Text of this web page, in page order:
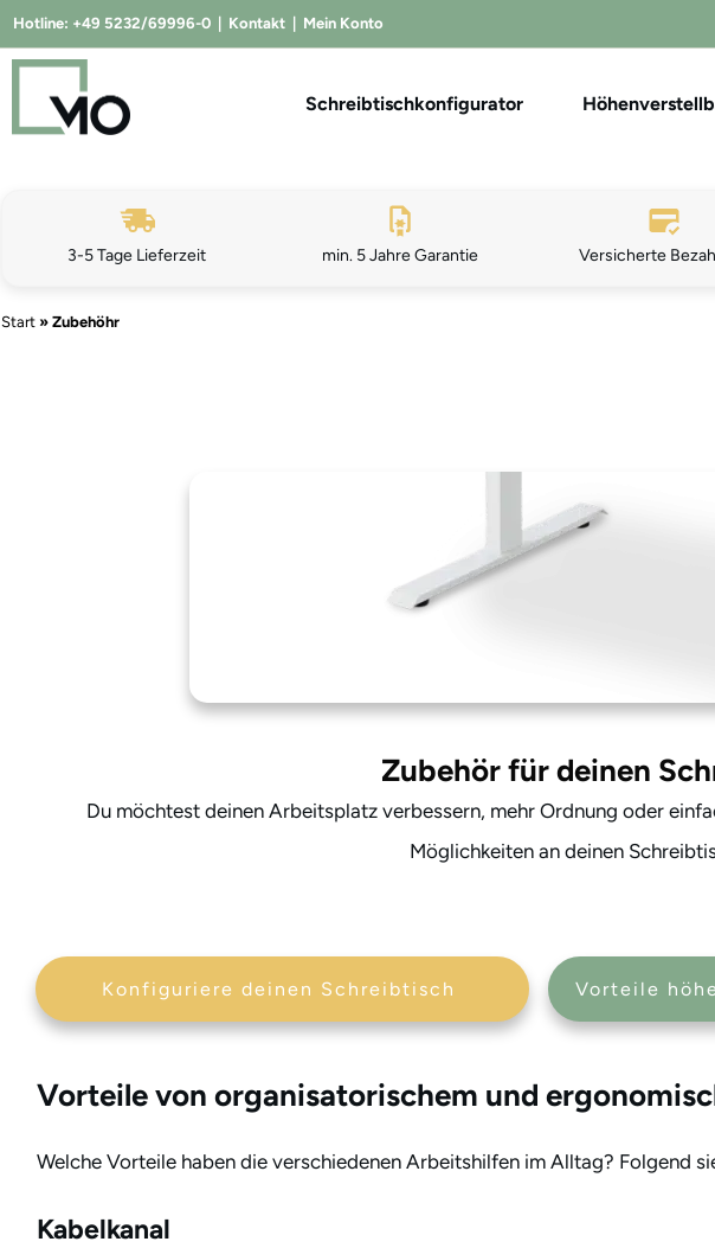
Hotline: +49 5232/69996-0 Kontakt Mein Konto
Schreibtischkonfigurator
3-5 Tage Lieferzeit min. 5 Jahre Garantie Versicherte
Start » Zubehöhr
Zubehör für deinen
Du möchtest deinen Arbeitsplatz verbessern, mehr Ordnung oder
Möglichkeiten an deinen
Konfiguriere deinen Schreibtisch Vorteile
Vorteile von organisatorischem und
Welche Vorteile haben die verschiedenen Arbeitshilfen im Alltag? Folgend
Kabelkanal